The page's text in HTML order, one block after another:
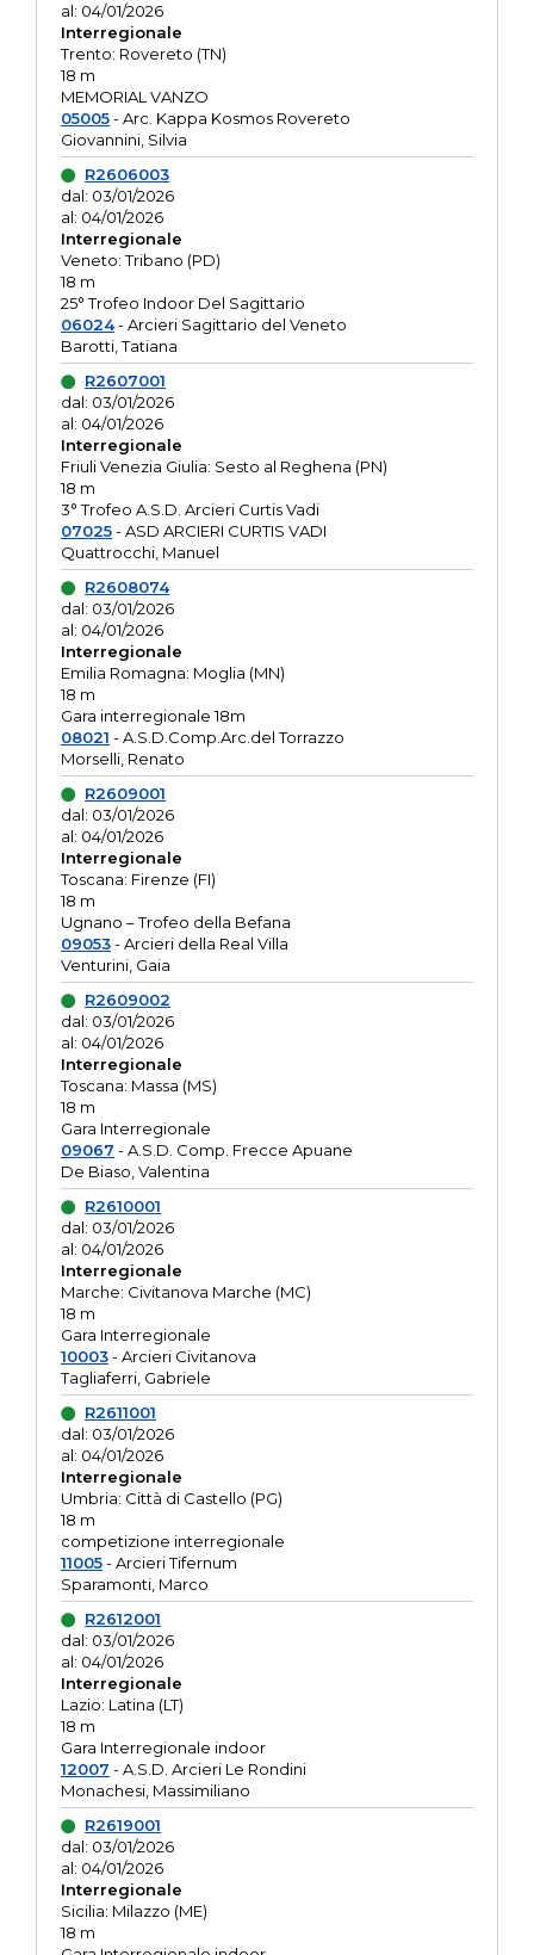
al: 04/01/2026
Interregionale
Trento: Rovereto (TN)
18 m
MEMORIAL VANZO
05005- Arc. Kappa Kosmos Rovereto
Giovannini, Silvia
R2606003
dal: 03/01/2026
al: 04/01/2026
Interregionale
Veneto: Tribano (PD)
18 m
25° Trofeo Indoor Del Sagittario
06024- Arcieri Sagittario del Veneto
Barotti, Tatiana
R2607001
dal: 03/01/2026
al: 04/01/2026
Interregionale
Friuli Venezia Giulia: Sesto al Reghena (PN)
18 m
3° Trofeo A.S.D. Arcieri Curtis Vadi
07025- ASD ARCIERI CURTIS VADI
Quattrocchi, Manuel
R2608074
dal: 03/01/2026
al: 04/01/2026
Interregionale
Emilia Romagna: Moglia (MN)
18 m
Gara interregionale 18m
08021 - A.S.D.Comp.Arc.del Torrazzo
Morselli, Renato
R2609001
dal: 03/01/2026
al: 04/01/2026
Interregionale
Toscana: Firenze (FI)
18 m
Ugnano – Trofeo della Befana
09053- Arcieri della Real Villa
Venturini, Gaia
R2609002
dal: 03/01/2026
al: 04/01/2026
Interregionale
Toscana: Massa (MS)
18 m
Gara Interregionale
09067 - A.S.D. Comp. Frecce Apuane
De Biaso, Valentina
R2610001
dal: 03/01/2026
al: 04/01/2026
Interregionale
Marche: Civitanova Marche (MC)
18 m
Gara Interregionale
10003- Arcieri Civitanova
Tagliaferri, Gabriele
R2611001
dal: 03/01/2026
al: 04/01/2026
Interregionale
Umbria: Città di Castello (PG)
18 m
competizione interregionale
11005- Arcieri Tifernum
Sparamonti, Marco
R2612001
dal: 03/01/2026
al: 04/01/2026
Interregionale
Lazio: Latina (LT)
18 m
Gara Interregionale indoor
12007 - A.S.D. Arcieri Le Rondini
Monachesi, Massimiliano
R2619001
dal: 03/01/2026
al: 04/01/2026
Interregionale
Sicilia: Milazzo (ME)
18 m